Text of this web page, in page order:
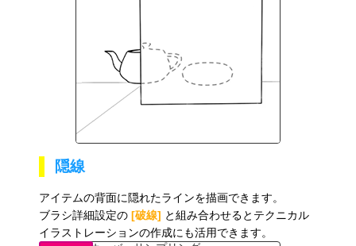
隠線
アイテムの背面に隠れたラインを描画できます。
ブラシ詳細設定の[破線] と組み合わせるとテクニカル
イラストレーションの作成にも活用できます。